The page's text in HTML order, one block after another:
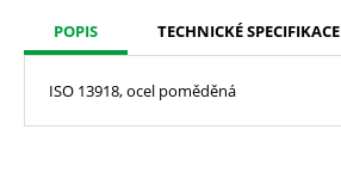
POPIS TECHNICKÉ SPECIFIKACE
ISO 13918, ocel poměděná